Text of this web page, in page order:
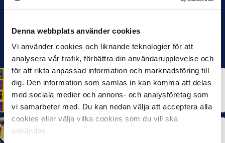
Denna webbplats använder cookies
Vi använder cookies och liknande teknologier för att
analysera vår trafik, förbättra din användarupplevelse och
för att rikta anpassad information och marknadsföring till
dig. Den information som samlas in kan komma att delas
med sociala medier och annons- och analysföretag som
vi samarbeter med. Du kan nedan välja att acceptera alla
cookies eller välja vilka cookies som du vill ska
användas.
Svensk Elitfotboll lanserar Fotbollseffekten – en
rapport om Sveriges starkaste folkrörelse och